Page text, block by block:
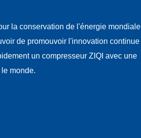
la conservation de l'énergie mondiale
de promouvoir l'innovation continue
un compresseur ZIQI avec une
monde.